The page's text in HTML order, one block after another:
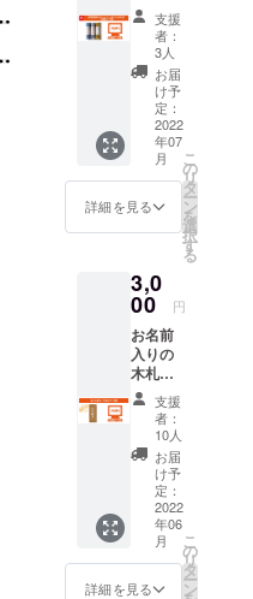
が伝わらな
い。人間関
係に悩み自
日々・・・
。
2006.11
常に心配を
を喜ばせた
いと 【 隠れ
家 暖手 】
（南さつま
2008.07
共に働く仲
間と誇りを
持ち“志事”を
したいと【
セージ
を送付
させて
頂きま
す！
＆天然
温泉よ
りオリ
ジナル
グッズ
をお届
け！ ◆
タオル
の色は5
色！ ブ
ルー、
グ
レー、
ロー、
マンダ
リン、
グリー
ン より
お選び
くださ
い！
******H
Pへのお
名前記
載につ
いて
****** ・
株式会
社グッ
ドフェ
支援
者：
3人
お届
け予
定：
2022
年07
月
詳細を見る
こ
の
リ
タ
ー
ン
を
選
択
す
る
3,0
00 円
お名前
入りの
木札を
ご用意
して店
内に飾
りま
す！お
店にお
立ち寄
り頂け
る方は
キープ
ボトル
支援
者：
10人
お届
け予
定：
2022
年06
月
詳細を見る
こ
の
リ
タ
ー
ン